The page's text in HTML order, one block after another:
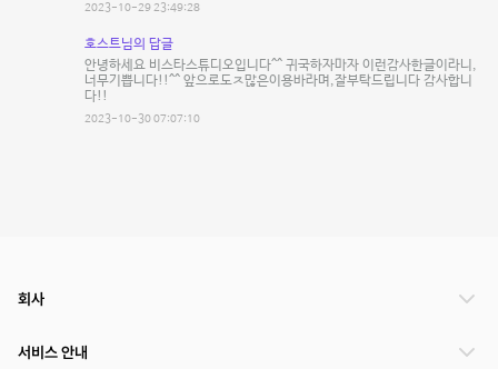
2023-10-29 23:49:28
호스트님의 답글
안녕하세요 비스타스튜디오입니다^^ 귀국하자마자 이런감사한글이라니,
너무기쁩니다!!^^ 앞으로도ㅈ많은이용바라며,잘부탁드립니다 감사합니
다!!
2023-10-30 07:07:10
회사
서비스 안내